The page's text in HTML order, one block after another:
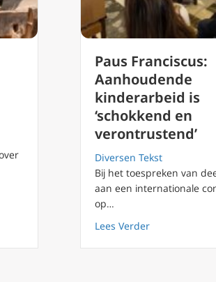
Franciscus zei over uitbuiting bij mijnbouw
Paus Franciscus:
Aanhoudende
kinderarbeid is
‘schokkend en
verontrustend’
Diversen Tekst
Bij het toespreken van
aan een internationale
op…
Lees Verderabout Paus